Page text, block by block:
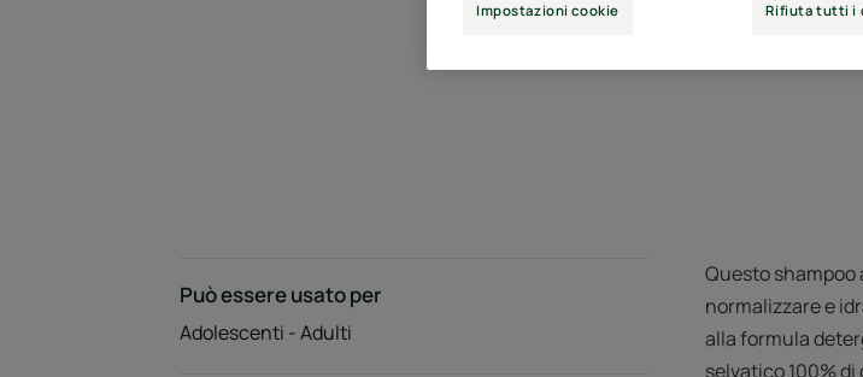
Può essere usato per
Adolescenti - Adulti
Questo
normalizzare e
alla formula
selvatico 100%
Impostazioni cookie Rifiuta tutti i